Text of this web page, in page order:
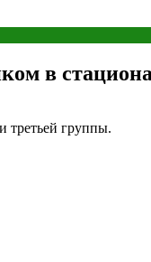
в
третьей группы.